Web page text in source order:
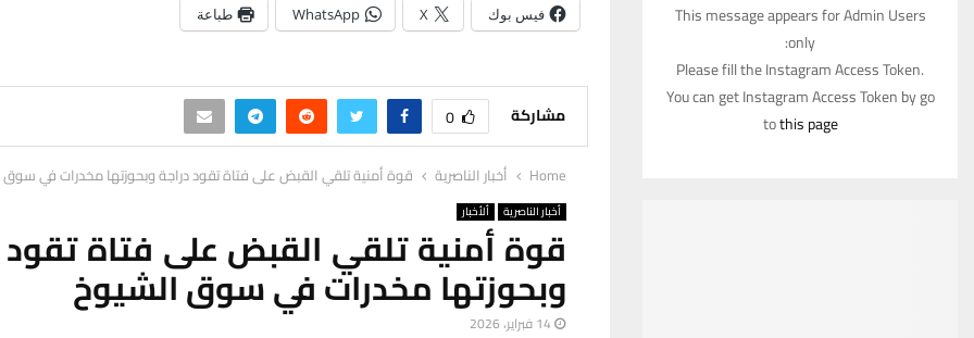
فيس بوك X
WhatsApp طباعة
مشاركة 0
Home أخبار الناصرية قوة أمنية تلقي القبض على فتاة تقود دراجة وبحوزتها مخدرات في
أخبار الناصرية ألأخبار
قوة أمنية تلقي القبض على فتاة تقود
وبحوزتها مخدرات في سوق الشيوخ
14 فبراير، 2026
This message appears for Admin Users
only:
Please fill the Instagram Access Token.
You can get Instagram Access Token by go
tothis page